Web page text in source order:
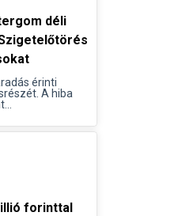
déli
érinti
A hiba
forinttal